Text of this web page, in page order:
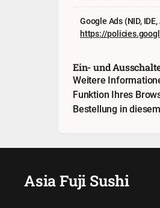
Google Ads (NID, IDE,
https://
Ein- und
Weitere
Funktion Ihres
Bestellung in
Asia Fuji Sushi